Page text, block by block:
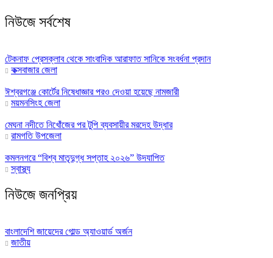
নিউজে সর্বশেষ
টেকনাফ প্রেসক্লাব থেকে সাংবাদিক আরাফাত সানিকে সংবর্ধনা প্রদান
কক্সবাজার জেলা
ঈশ্বরগঞ্জে কোর্টের নিষেধাজ্ঞার পরও দেওয়া হয়েছে নামজারী
ময়মনসিংহ জেলা
মেঘনা নদীতে নিখোঁজের পর টুপি ব্যবসায়ীর মরদেহ উদ্ধার
রামগতি উপজেলা
কমলনগরে “বিশ্ব মাতৃদুগ্ধ সপ্তাহ ২০২৬” উদযাপিত
স্বাস্থ্য
নিউজে জনপ্রিয়
বাংলাদেশি জায়েদের গোল্ড অ্যাওয়ার্ড অর্জন
জাতীয়